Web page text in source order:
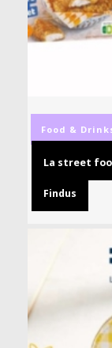
Food &
La street
Findus